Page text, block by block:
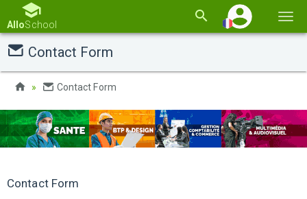
la
AlloSchool
Contact Form
Contact Form
Contact Form